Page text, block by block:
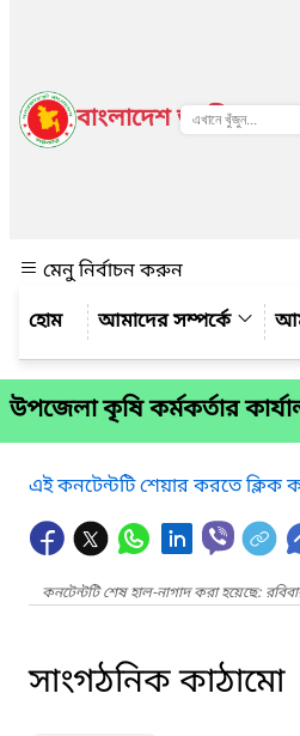
বাংলাদেশ জাতীয় তথ্য
মেনু নির্বাচন করুন
আমাদের সম্পর্কে
উপজেলা কৃষি কর্মকর্তার
এই কনটেন্টটি শেয়ার করতে ক্লিক
কনটেন্টটি শেষ হাল-নাগাদ করা হয়েছে:
সাংগঠনিক কাঠামো